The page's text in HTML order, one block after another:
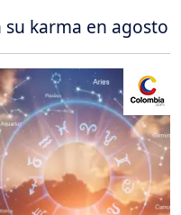
karma en agosto